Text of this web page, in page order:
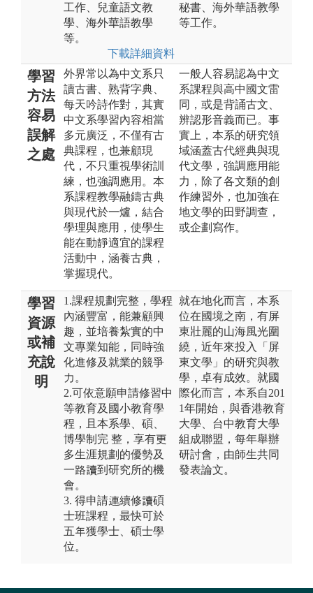
工作、兒童語文教
學、海外華語教學
等。
下載詳細資料
秘書、海外華語教學
等工作。
學習
方法
容易
誤解
之處
外界常以為中文系只
讀古書、熟背字典、
每天吟詩作對，其實
中文系學習內容相當
多元廣泛，不僅有古
典課程，也兼顧現
代，不只重視學術訓
練，也強調應用。本
系課程教學融鑄古典
與現代於一爐，結合
學理與應用，使學生
能在動靜適宜的課程
活動中，涵養古典，
掌握現代。
一般人容易認為中文
系課程與高中國文雷
同，或是背誦古文、
辨認形音義而已。事
實上，本系的研究領
域涵蓋古代經典與現
代文學，強調應用能
力，除了各文類的創
作練習外，也加強在
地文學的田野調查，
或企劃寫作。
學習
資源
或補
充說
明
1.課程規劃完整，學程
內涵豐富，能兼顧興
趣，並培養紮實的中
文專業知能，同時強
化進修及就業的競爭
力。
2.可依意願申請修習中
等教育及國小教育學
程，且本系學、碩、
博學制完 整，享有更
多生涯規劃的優勢及
一路讀到研究所的機
會。
3. 得申請連續修讀碩
士班課程，最快可於
五年獲學士、碩士學
位。
就在地化而言，本系
位在國境之南，有屏
東壯麗的山海風光圍
繞，近年來投入「屏
東文學」的研究與教
學，卓有成效。就國
際化而言，本系自201
1年開始，與香港教育
大學、台中教育大學
組成聯盟，每年舉辦
研討會，由師生共同
發表論文。